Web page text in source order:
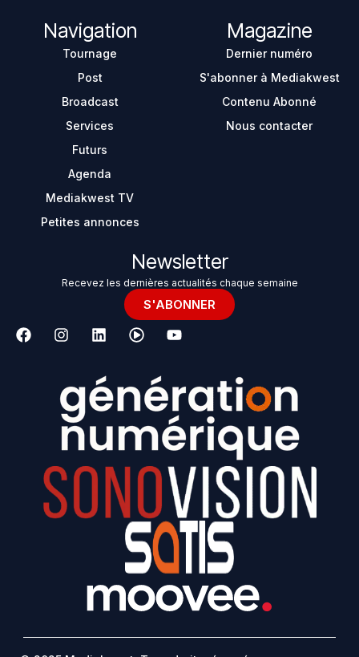
Navigation
Tournage
Post
Broadcast
Services
Futurs
Agenda
Mediakwest TV
Petites annonces
Magazine
Dernier numéro
S'abonner à Mediakwest
Contenu Abonné
Nous contacter
Newsletter
Recevez les dernières actualités chaque semaine
S'ABONNER